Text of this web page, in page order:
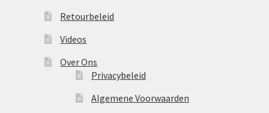
Retourbeleid
Videos
Over Ons
Privacybeleid
Algemene Voorwaarden